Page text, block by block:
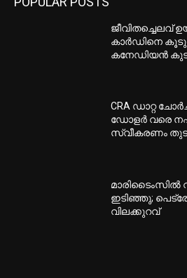
ജീവിതച്ചെലവ്
കാർഡിനെ
കനേഡിയൻ
CRA ഡാറ്റ
ഡോളർ വരെ
സ്വീകരണം
മാരിടൈംസിൽ
ഇടിഞ്ഞു;
വിലക്കുറവ്